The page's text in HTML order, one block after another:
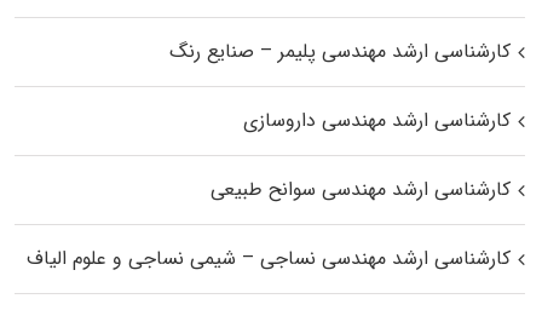
کارشناسی ارشد مهندسی پلیمر – صنایع رنگ
کارشناسی ارشد مهندسی داروسازی
کارشناسی ارشد مهندسی سوانح طبیعی
کارشناسی ارشد مهندسی نساجی – شیمی نساجی و علوم الیاف